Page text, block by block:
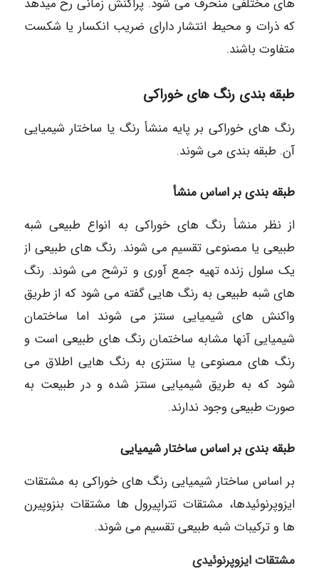
های مختلفی منحرف می شود. پراکنش زمانی رخ میدهد
که ذرات و محیط انتشار دارای ضریب انکسار یا شکست
متفاوت باشند.
طبقه بندی رنگ های خوراکی
رنگ های خوراکی بر پایه منشأ رنگ یا ساختار شیمیایی
آن. طبقه بندی می شوند.
طبقه بندی بر اساس منشأ
از نظر منشأ رنگ های خوراکی به انواع طبیعی شبه
طبیعی یا مصنوعی تقسیم می شوند. رنگ های طبیعی از
یک سلول زنده تهیه جمع آوری و ترشح می شوند. رنگ
های شبه طبیعی به رنگ هایی گفته می شود که از طریق
واکنش های شیمیایی سنتز می شوند اما ساختمان
شیمیایی آنها مشابه ساختمان رنگ های طبیعی است و
رنگ های مصنوعی یا سنتزی به رنگ هایی اطلاق می
شود که به طریق شیمیایی سنتز شده و در طبیعت به
صورت طبیعی وجود ندارند.
طبقه بندی بر اساس ساختار شیمیایی
بر اساس ساختار شیمیایی رنگ های خوراکی به مشتقات
ایزوپرنوئیدها، مشتقات تتراپیرول ها مشتقات بنزوپیرن
ها و ترکیبات شبه طبیعی تقسیم می شوند.
مشتقات ایزوپرنوئیدی